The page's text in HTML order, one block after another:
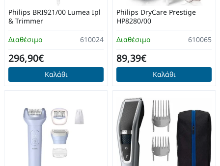
Διαθέσιμο 610024
Philips BRI921/00 Lumea Ipl
& Trimmer
296,90€
Καλάθι
Διαθέσιμο 610065
Philips DryCare Prestige
HP8280/00
89,39€
Καλάθι